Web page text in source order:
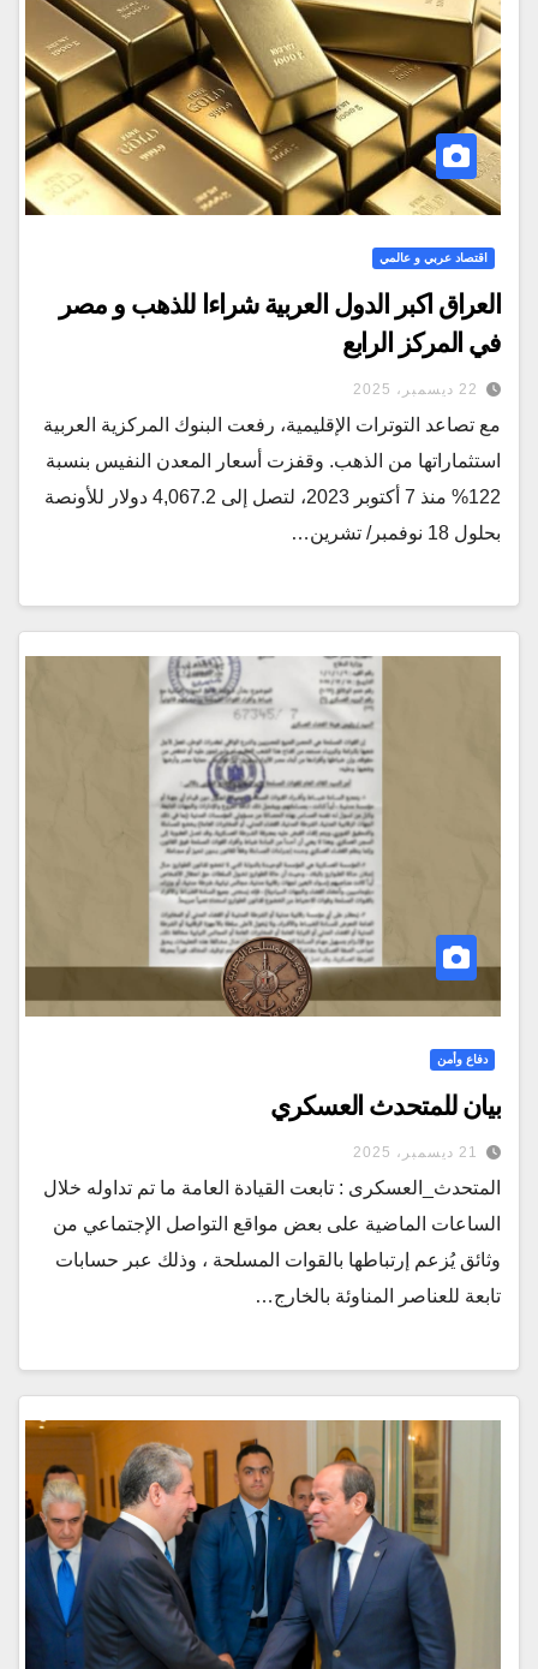
اقتصاد عربي و عالمي
العراق اكبر الدول العربية شراءا للذهب و مصر
في المركز الرابع
22 ديسمبر، 2025
مع تصاعد التوترات الإقليمية، رفعت البنوك المركزية العربية
استثماراتها من الذهب. وقفزت أسعار المعدن النفيس بنسبة
122% منذ 7 أكتوبر 2023، لتصل إلى 4,067.2 دولار للأونصة
بحلول 18 نوفمبر/ تشرين…
دفاع وأمن
بيان للمتحدث العسكري
21 ديسمبر، 2025
المتحدث_العسكرى : تابعت القيادة العامة ما تم تداوله خلال
الساعات الماضية على بعض مواقع التواصل الإجتماعي من
وثائق يُزعم إرتباطها بالقوات المسلحة ، وذلك عبر حسابات
تابعة للعناصر المناوئة بالخارج…